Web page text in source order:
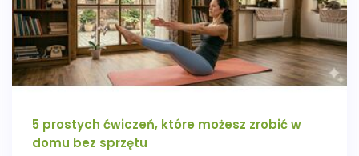
5 prostych ćwiczeń, które możesz zrobić w
domu bez sprzętu